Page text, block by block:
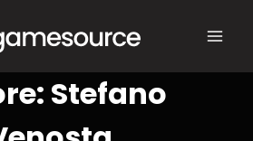
Stefano